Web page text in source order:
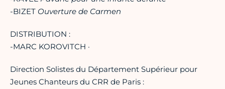
-BIZET Ouverture de Carmen
DISTRIBUTION :
-MARC KOROVITCH ·
Direction Solistes du Département Supérieur pour
Jeunes Chanteurs du CRR de Paris :